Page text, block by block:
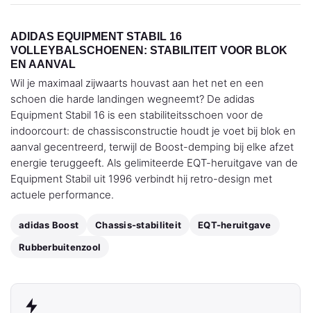
ADIDAS EQUIPMENT STABIL 16
VOLLEYBALSCHOENEN: STABILITEIT VOOR BLOK
EN AANVAL
Wil je maximaal zijwaarts houvast aan het net en een
schoen die harde landingen wegneemt? De adidas
Equipment Stabil 16 is een stabiliteitsschoen voor de
indoorcourt: de chassisconstructie houdt je voet bij blok en
aanval gecentreerd, terwijl de Boost-demping bij elke afzet
energie teruggeeft. Als gelimiteerde EQT-heruitgave van de
Equipment Stabil uit 1996 verbindt hij retro-design met
actuele performance.
adidas Boost Chassis-stabiliteit
EQT-heruitgave
Rubberbuitenzool